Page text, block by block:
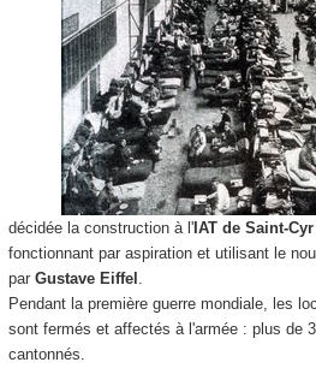
décidée la construction à l'IAT de Saint-Cyr
fonctionnant par aspiration et utilisant le
par Gustave Eiffel .
Pendant la première guerre mondiale, les
sont fermés et affectés à l'armée : plus de
cantonnés.